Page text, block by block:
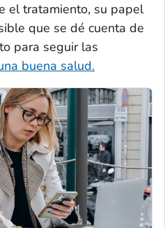
el tratamiento, su papel
que se dé cuenta de
para seguir las
buena salud.